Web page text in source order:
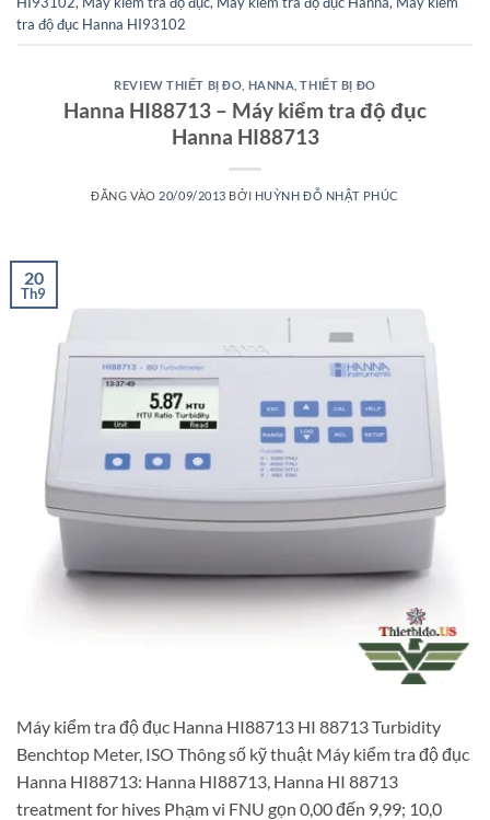
tra độ đục Hanna HI93102
REVIEW THIẾT BỊ ĐO HANNA ,THIẾT BỊ ĐO
Hanna HI88713 – Máy kiểm tra độ đục
Hanna HI88713
ĐĂNG VÀO 20/09/2013 BỞI HUỲNH ĐỖ NHẬT PHÚC
20
Th9
Máy kiểm tra độ đục Hanna HI88713 HI 88713 Turbidity
Benchtop Meter, ISO Thông số kỹ thuật Máy kiểm tra độ đục
Hanna HI88713: Hanna HI88713, Hanna HI 88713
treatment for hives Phạm vi FNU gọn 0,00 đến 9,99; 10,0